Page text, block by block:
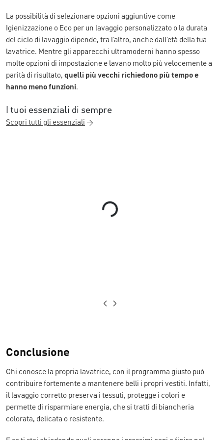
La possibilità di selezionare opzioni aggiuntive come
Igienizzazione o Eco per un lavaggio personalizzato o la durata
del ciclo di lavaggio dipende, tra l’altro, anche dall’età della tua
lavatrice. Mentre gli apparecchi ultramoderni hanno spesso
molte opzioni di impostazione e lavano molto più velocemente a
parità di risultato, quelli più vecchi richiedono più tempo e
hanno meno funzioni.
I tuoi essenziali di sempre
Scopri tutti gli essenziali
Loading...
Conclusione
Chi conosce la propria lavatrice, con il programma giusto può
contribuire fortemente a mantenere belli i propri vestiti. Infatti,
il lavaggio corretto preserva i tessuti, protegge i colori e
permette di risparmiare energia, che si tratti di biancheria
colorata, delicata o resistente.